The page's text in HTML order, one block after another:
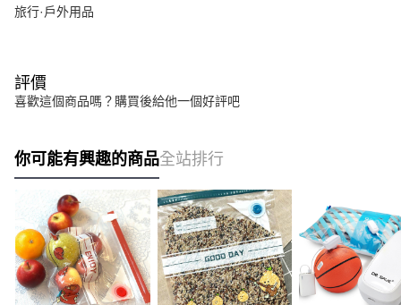
旅行·戶外用品
評價
喜歡這個商品嗎？購買後給他一個好評吧
你可能有興趣的商品全站排行